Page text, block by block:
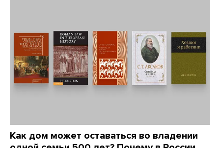
Как дом может оставаться во владении